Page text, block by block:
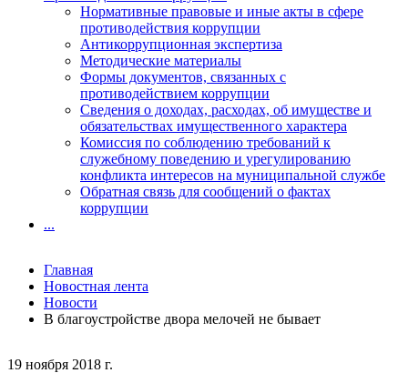
19 ноября 2018 г.
Нормативные правовые и иные акты в сфере
противодействия коррупции
Антикоррупционная экспертиза
Методические материалы
Формы документов, связанных с
противодействием коррупции
Сведения о доходах, расходах, об имуществе и
обязательствах имущественного характера
Комиссия по соблюдению требований к
служебному поведению и урегулированию
конфликта интересов на муниципальной службе
Обратная связь для сообщений о фактах
коррупции
...
Главная
Новостная лента
Новости
В благоустройстве двора мелочей не бывает